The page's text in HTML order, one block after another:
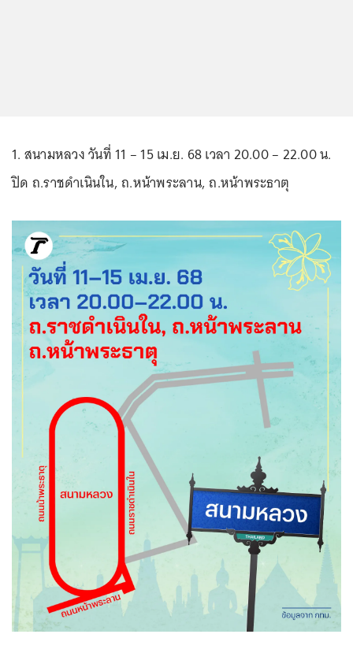
1. สนามหลวง วันที่ 11 – 15 เม.ย. 68 เวลา 20.00 – 22.00 น.
ปิด ถ.ราชดำเนินใน, ถ.หน้าพระลาน, ถ.หน้าพระธาตุ